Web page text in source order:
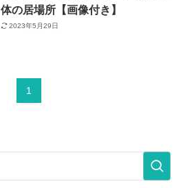
体の居場所【画像付き】
2023年5月29日
1